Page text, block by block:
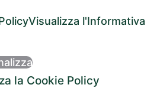
Visualizza l'Informativa
la Cookie Policy